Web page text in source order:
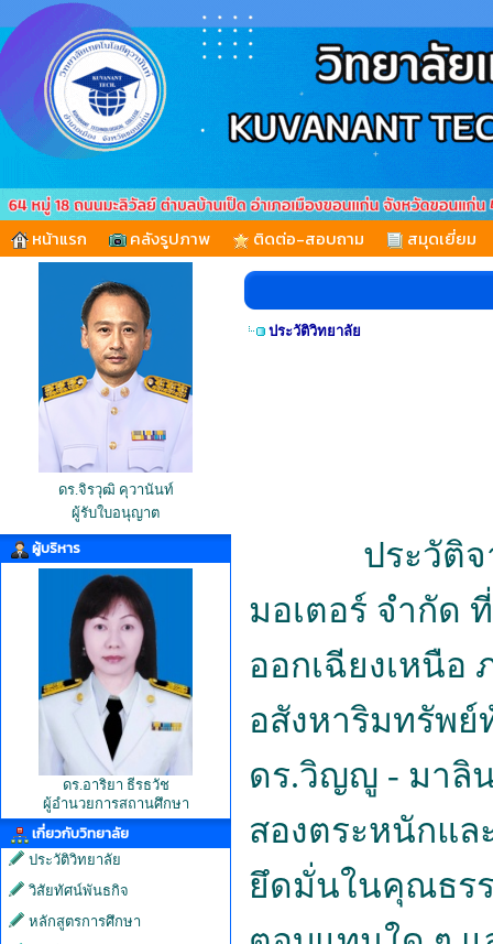
หน้าแรก คลังรูปภาพ ติดต่อ-สอบถาม สมุดเยี่ยม
ดร.จิรวุฒิ คุวานันท์
ผู้รับใบอนุญาต
ผู้บริหาร
ดร.อาริยา ธีรธวัช
ผู้อำนวยการสถานศึกษา
เกี่ยวกับวิทยาลัย
ประวัติวิทยาลัย
วิสัยทัศน์พันธกิจ
หลักสูตรการศึกษา
ประวัติวิทยาลัย
ประวัติจากค
มอเตอร์ จำกัด
ออกเฉียงเหนือ
อสังหาริมทรัพย์
ดร.วิญญู - มาลิ
สองตระหนักแ
ยึดมั่นในคุณธร